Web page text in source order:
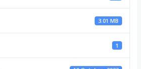
3.01 MB
1